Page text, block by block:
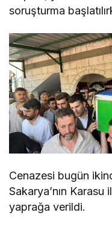
soruşturma
Cenazesi bugün
Sakarya’nın
yaprağa verildi.